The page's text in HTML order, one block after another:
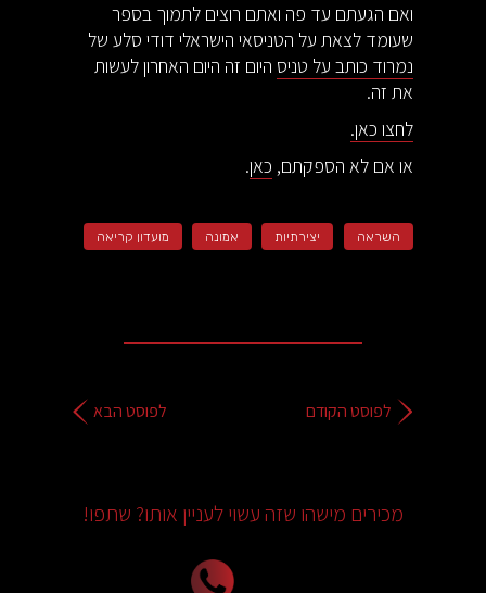
ואם הגעתם עד פה ואתם רוצים לתמוך בספר
שעומד לצאת על הטניסאי הישראלי דודי סלע של
נמרוד כותב על טניס היום זה היום האחרון לעשות
את זה.
לחצו כאן.
או אם לא הספקתם, כאן.
השראה יצירתיות אמונה מועדון קריאה
לפוסט הקודם לפוסט הבא
מכירים מישהו שזה עשוי לעניין אותו? שתפו!